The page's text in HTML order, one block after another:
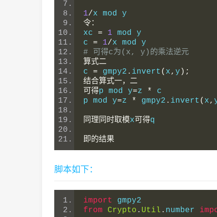
1/x mod y
令：
xc = 1 mod y
c = 1/x mod y
# 可得c为(x, y)的乘法逆元
算式二
c = gmpy2 . invert ( x, y );
结合算式一，二
可得p mod y=z *
c
p mod y=z * gmpy2 . invert ( x,
同理同时取模x可得q
即的结果
脚本如下：
import
gmpy2
from
Crypto . Util . number